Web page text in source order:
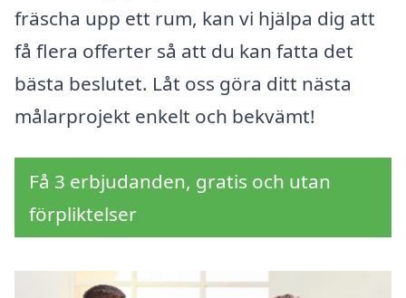
fräscha upp ett rum, kan vi hjälpa dig att
få flera offerter så att du kan fatta det
bästa beslutet. Låt oss göra ditt nästa
målarprojekt enkelt och bekvämt!
Få 3 erbjudanden, gratis och utan
förpliktelser